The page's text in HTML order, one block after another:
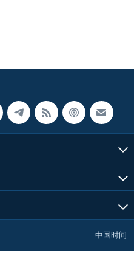
中国时间